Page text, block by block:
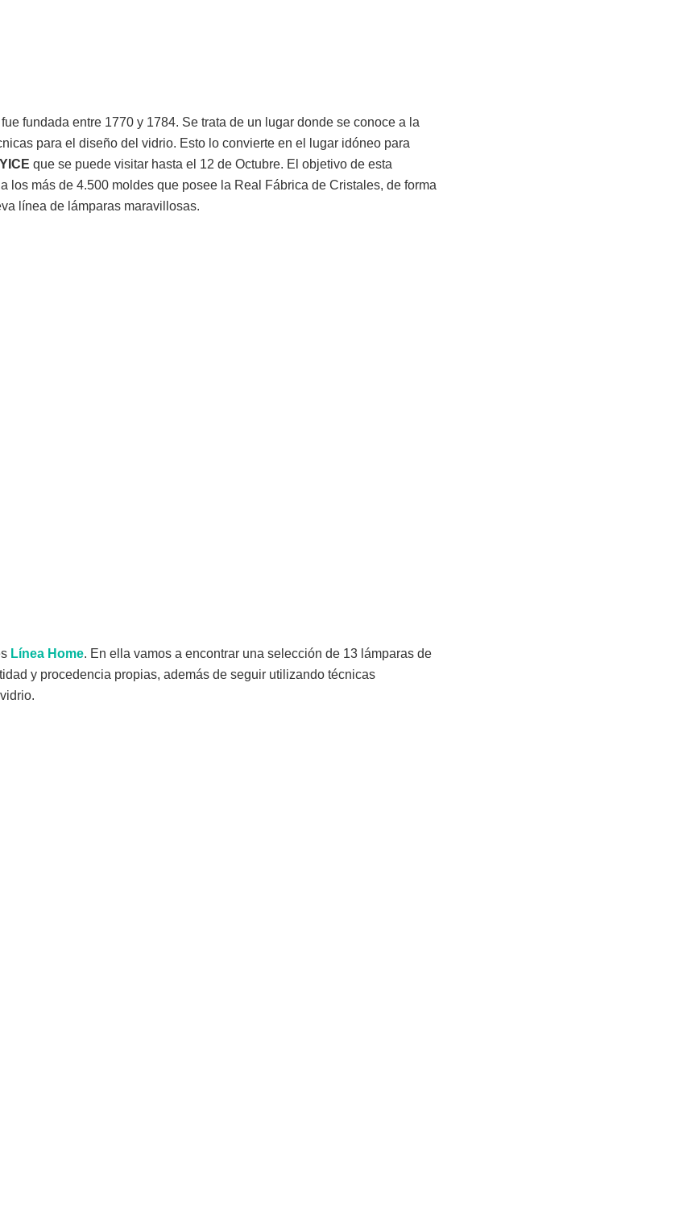
fue fundada entre 1770 y 1784. Se trata de un lugar donde se conoce a la
para el diseño del vidrio. Esto lo convierte en el lugar idóneo para
que se puede visitar hasta el 12 de Octubre. El objetivo de esta
los más de 4.500 moldes que posee la Real Fábrica de Cristales, de forma
línea de lámparas maravillosas.
Línea Home. En ella vamos a encontrar una selección de 13 lámparas de
y procedencia propias, además de seguir utilizando técnicas